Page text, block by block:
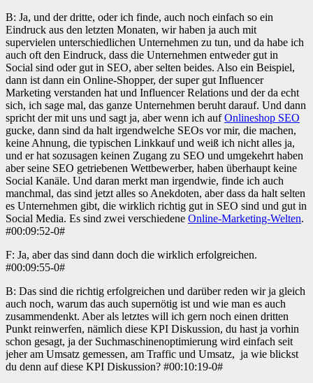
B: Ja, und der dritte, oder ich finde, auch noch einfach so ein
Eindruck aus den letzten Monaten, wir haben ja auch mit
supervielen unterschiedlichen Unternehmen zu tun, und da habe ich
auch oft den Eindruck, dass die Unternehmen entweder gut in
Social sind oder gut in SEO, aber selten beides. Also ein Beispiel,
dann ist dann ein Online-Shopper, der super gut Influencer
Marketing verstanden hat und Influencer Relations und der da echt
sich, ich sage mal, das ganze Unternehmen beruht darauf. Und dann
spricht der mit uns und sagt ja, aber wenn ich aufOnlineshop SEO
gucke, dann sind da halt irgendwelche SEOs vor mir, die machen,
keine Ahnung, die typischen Linkkauf und weiß ich nicht alles ja,
und er hat sozusagen keinen Zugang zu SEO und umgekehrt haben
aber seine SEO getriebenen Wettbewerber, haben überhaupt keine
Social Kanäle. Und daran merkt man irgendwie, finde ich auch
manchmal, das sind jetzt alles so Anekdoten, aber dass da halt selten
es Unternehmen gibt, die wirklich richtig gut in SEO sind und gut in
Social Media. Es sind zwei verschiedene Online-Marketing-Welten.
#00:09:52-0#
F: Ja, aber das sind dann doch die wirklich erfolgreichen.
#00:09:55-0#
B: Das sind die richtig erfolgreichen und darüber reden wir ja gleich
auch noch, warum das auch supernötig ist und wie man es auch
zusammendenkt. Aber als letztes will ich gern noch einen dritten
Punkt reinwerfen, nämlich diese KPI Diskussion, du hast ja vorhin
schon gesagt, ja der Suchmaschinenoptimierung wird einfach seit
jeher am Umsatz gemessen, am Traffic und Umsatz, ja wie blickst
du denn auf diese KPI Diskussion? #00:10:19-0#